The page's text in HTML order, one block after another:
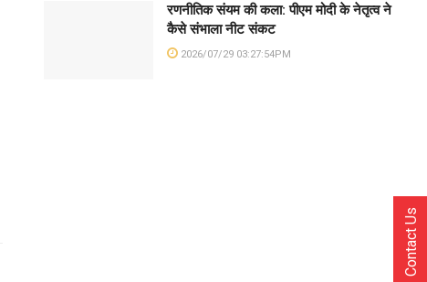
रणनीतिक संयम की कला: पीएम मोदी के नेतृत्व ने
कैसे संभाला नीट संकट
2026/07/29 03:27:54PM
Contact Us